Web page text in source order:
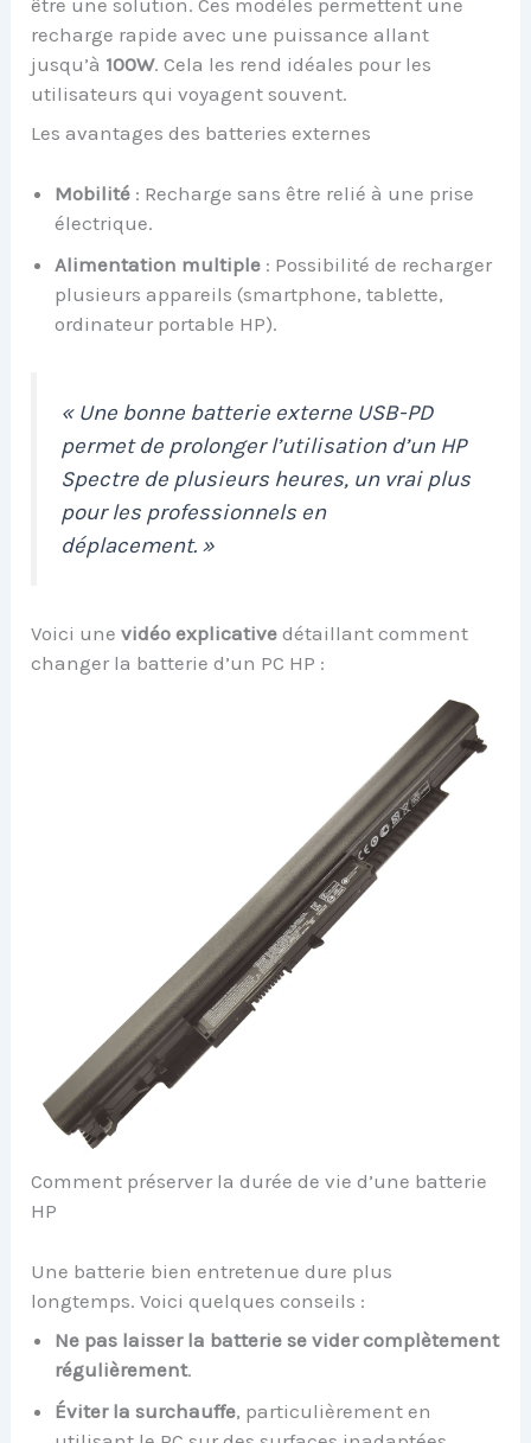
recharge rapide avec une puissance allant
jusqu’à 100W. Cela les rend idéales pour les
utilisateurs qui voyagent souvent.
Les avantages des batteries externes
Mobilité : Recharge sans être relié à une prise
électrique.
Alimentation multiple : Possibilité de recharger
plusieurs appareils (smartphone, tablette,
ordinateur portable HP).
« Une bonne batterie externe USB-PD
permet de prolonger l’utilisation d’un HP
Spectre de plusieurs heures, un vrai plus
pour les professionnels en
déplacement. »
Voici unevidéo explicative détaillant comment
changer la batterie d’un PC HP :
Comment préserver la durée de vie d’une batterie
HP
Une batterie bien entretenue dure plus
longtemps. Voici quelques conseils :
Ne pas laisser la batterie se vider complètement
régulièrement.
Éviter la surchauffe, particulièrement en